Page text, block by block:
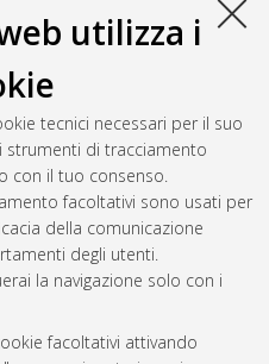
utilizza i
tecnici necessari per il suo
strumenti di tracciamento
con il tuo consenso.
facoltativi sono usati per
della comunicazione
degli utenti.
la navigazione solo con i
facoltativi attivando
Condividi
dell'autore. (